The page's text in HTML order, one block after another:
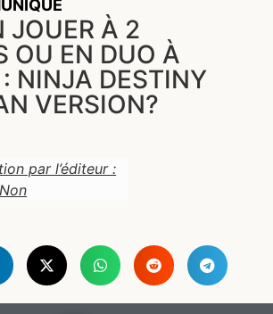
JOUER À 2
OU EN DUO À
NINJA DESTINY
VERSION?
par l’éditeur :
Non